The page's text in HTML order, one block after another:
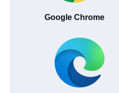
Google Chrome